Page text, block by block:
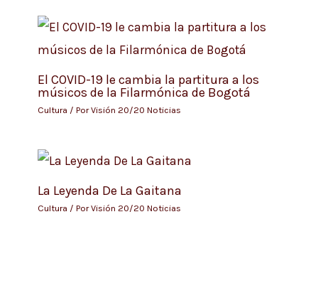
El COVID-19 le cambia la partitura a los
músicos de la Filarmónica de Bogotá
Cultura / PorVisión 20/20 Noticias
La Leyenda De La Gaitana
Cultura / PorVisión 20/20 Noticias